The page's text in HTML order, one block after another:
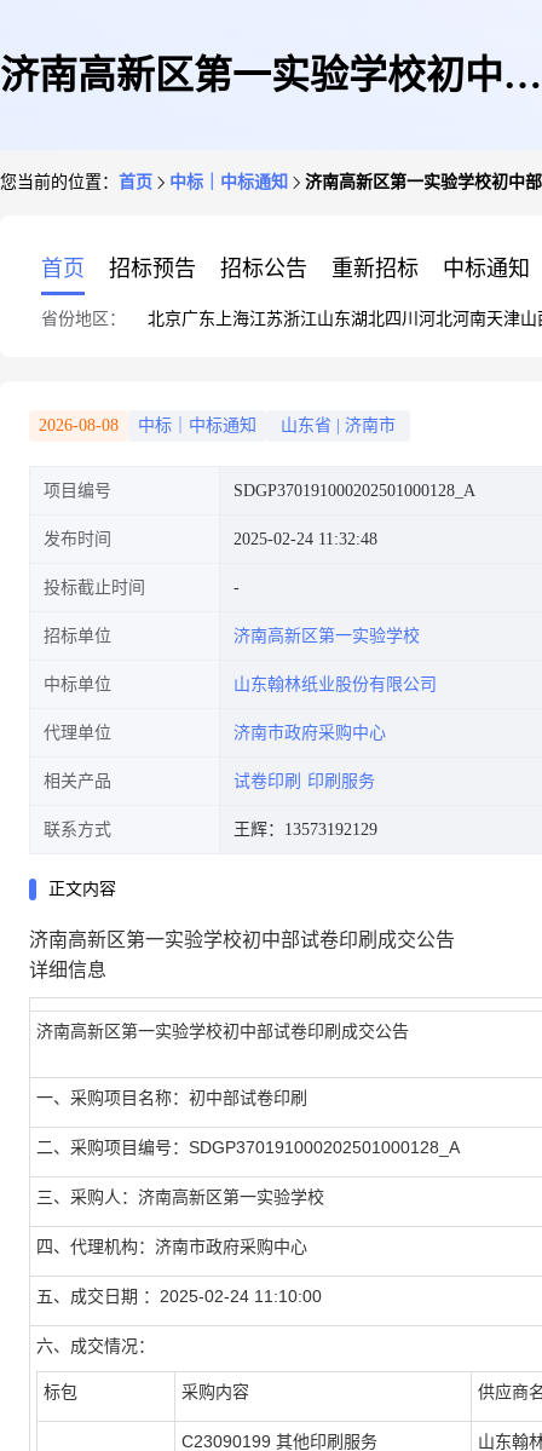
济南高新区第一实验学校初中部
您当前的位置： 首页 中标｜中标通知 济南高新区第一实验学校初中
首页 招标预告 招标公告 重新招标 中标通知
省份地区： 北京广东 上海江苏浙江山东湖北四川 河北河南天津山
2026-08-08 中标｜中标通知 山东省 济南市
项目编号 SDGP370191000202501000128_A
发布时间 2025-02-24 11:32:48
投标截止时间
招标单位 济南高新区第一实验学校
中标单位 山东翰林纸业股份有限公司
代理单位 济南市政府采购中心
相关产品 试卷印刷 印刷服务
联系方式 王辉：13573192129
正文内容
济南高新区第一实验学校初中部试卷印刷成交公告
详细信息
济南高新区第一实验学校初中部试卷印刷成交公告
一、采购项目名称：初中部试卷印刷
二、采购项目编号：SDGP370191000202501000128_A
三、采购人：济南高新区第一实验学校
四、代理机构：济南市政府采购中心
五、成交日期 ：2025-02-24 11:10:00
六、成交情况：
标包 采购内容 供应商
C23090199 其他印刷服务 山东翰